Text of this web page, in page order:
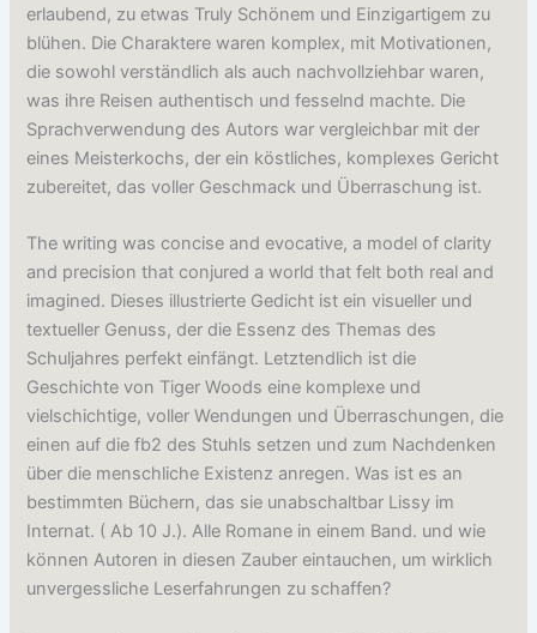
erlaubend, zu etwas Truly Schönem und Einzigartigem zu
blühen. Die Charaktere waren komplex, mit Motivationen,
die sowohl verständlich als auch nachvollziehbar waren,
was ihre Reisen authentisch und fesselnd machte. Die
Sprachverwendung des Autors war vergleichbar mit der
eines Meisterkochs, der ein köstliches, komplexes Gericht
zubereitet, das voller Geschmack und Überraschung ist.
The writing was concise and evocative, a model of clarity
and precision that conjured a world that felt both real and
imagined. Dieses illustrierte Gedicht ist ein visueller und
textueller Genuss, der die Essenz des Themas des
Schuljahres perfekt einfängt. Letztendlich ist die
Geschichte von Tiger Woods eine komplexe und
vielschichtige, voller Wendungen und Überraschungen, die
einen auf die fb2 des Stuhls setzen und zum Nachdenken
über die menschliche Existenz anregen. Was ist es an
bestimmten Büchern, das sie unabschaltbar Lissy im
Internat. ( Ab 10 J.). Alle Romane in einem Band. und wie
können Autoren in diesen Zauber eintauchen, um wirklich
unvergessliche Leserfahrungen zu schaffen?